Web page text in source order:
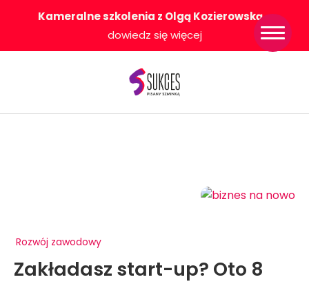
Kameralne szkolenia z Olgą Kozierowską-
dowiedz się więcej
Rozwój zawodowy
Zakładasz start-up? Oto 8
Strona główna
Konkurs Sukces